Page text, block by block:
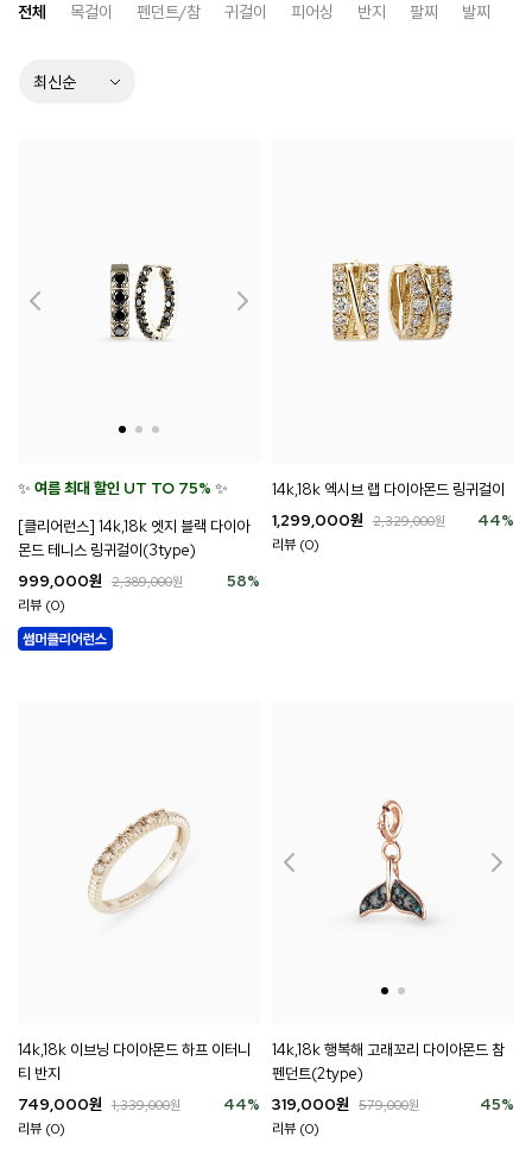
전체 목걸이 펜던트/참 귀걸이 피어싱 반지 팔찌 발찌
✨ 여름 최대 할인 UT TO 75% ✨
[클리어런스] 14k,18k 엣지 블랙 다이아
몬드 테니스 링귀걸이(3type)
58%
999,000원 2,389,000원
리뷰 (0)
14k,18k 엑시브 랩 다이아몬드 링귀걸이
44%
1,299,000원 2,329,000원
리뷰 (0)
14k,18k 이브닝 다이아몬드 하프 이터니
티 반지
44%
749,000원 1,339,000원
리뷰 (0)
14k,18k 행복해 고래꼬리 다이아몬드 참
펜던트(2type)
45%
319,000원 579,000원
리뷰 (0)